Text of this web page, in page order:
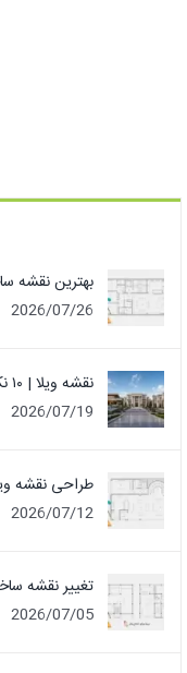
بهترین نقشه ساختمان 10×20 | پلان
2026/07/26
نقشه ویلا | ۱۰ نکته که باید قبل از طراحی ویلا بدانید!
2026/07/19
طراحی نقشه ویلا دوبلکس
2026/07/12
تغییر نقشه
2026/07/05